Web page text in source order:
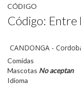
CÓDIGO
Código: Entre
CANDONGA -
Comidas
Mascotas No aceptan
Idioma